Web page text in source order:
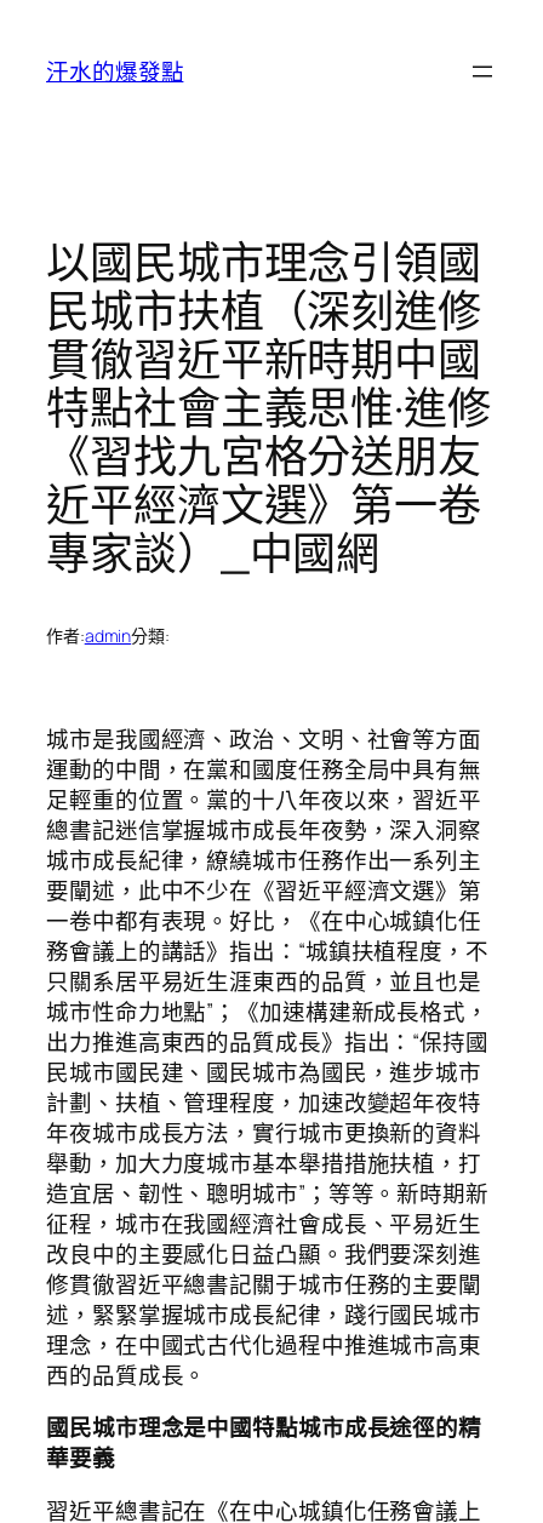
汗水的爆發點
以國民城市理念引領國
民城市扶植（深刻進修
貫徹習近平新時期中國
特點社會主義思惟·進修
《習找九宮格分送朋友
近平經濟文選》第一卷
專家談）_中國網
作者:admin分類:
城市是我國經濟、政治、文明、社會等方面
運動的中間，在黨和國度任務全局中具有無
足輕重的位置。黨的十八年夜以來，習近平
總書記迷信掌握城市成長年夜勢，深入洞察
城市成長紀律，繚繞城市任務作出一系列主
要闡述，此中不少在《習近平經濟文選》第
一卷中都有表現。好比，《在中心城鎮化任
務會議上的講話》指出：“城鎮扶植程度，不
只關系居平易近生涯東西的品質，並且也是
城市性命力地點”；《加速構建新成長格式，
出力推進高東西的品質成長》指出：“保持國
民城市國民建、國民城市為國民，進步城市
計劃、扶植、管理程度，加速改變超年夜特
年夜城市成長方法，實行城市更換新的資料
舉動，加大力度城市基本舉措措施扶植，打
造宜居、韌性、聰明城市”；等等。新時期新
征程，城市在我國經濟社會成長、平易近生
改良中的主要感化日益凸顯。我們要深刻進
修貫徹習近平總書記關于城市任務的主要闡
述，緊緊掌握城市成長紀律，踐行國民城市
理念，在中國式古代化過程中推進城市高東
西的品質成長。
國民城市理念是中國特點城市成長途徑的精
華要義
習近平總書記在《在中心城鎮化任務會議上